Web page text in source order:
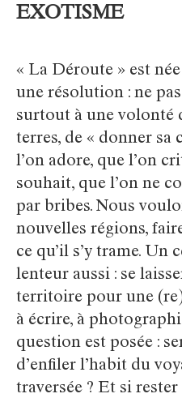
EXOTISME
« La Déroute » est
une résolution : ne
surtout à une volonté
terres, de « donner sa
l’on adore, que l’on
souhait, que l’on ne
par bribes. Nous
nouvelles régions,
ce qu’il s’y trame. Un
lenteur aussi : se
territoire pour une
à écrire, à
question est posée :
d’enfiler l’habit du
traversée ? Et si